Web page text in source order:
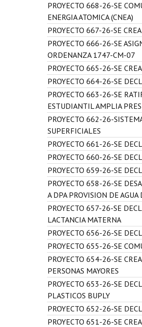
PROYECTO 668-26-SE
ENERGIA ATOMICA (CNEA)
PROYECTO 667-26-SE
PROYECTO 666-26-SE
ORDENANZA 1747-CM-07
PROYECTO 665-26-SE
PROYECTO 664-26-SE
PROYECTO 663-26-SE
ESTUDIANTIL AMPLIA
PROYECTO 662-26-
SUPERFICIALES
PROYECTO 661-26-SE
PROYECTO 660-26-SE
PROYECTO 659-26-SE
PROYECTO 658-26-SE
A DPA PROVISION DE
PROYECTO 657-26-SE
LACTANCIA MATERNA
PROYECTO 656-26-SE
PROYECTO 655-26-SE
PROYECTO 654-26-SE
PERSONAS MAYORES
PROYECTO 653-26-SE
PLASTICOS BUPLY
PROYECTO 652-26-SE
PROYECTO 651-26-SE